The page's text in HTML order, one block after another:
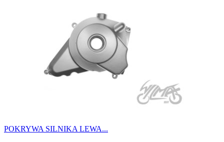
POKRYWA SILNIKA LEWA...